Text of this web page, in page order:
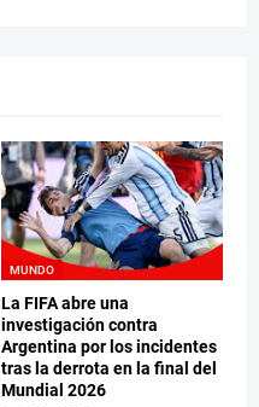
MUNDO
La FIFA abre una
investigación contra
Argentina por los incidentes
tras la derrota en la final del
Mundial 2026